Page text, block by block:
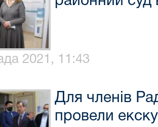
2021, 11:43
Для членів
провели